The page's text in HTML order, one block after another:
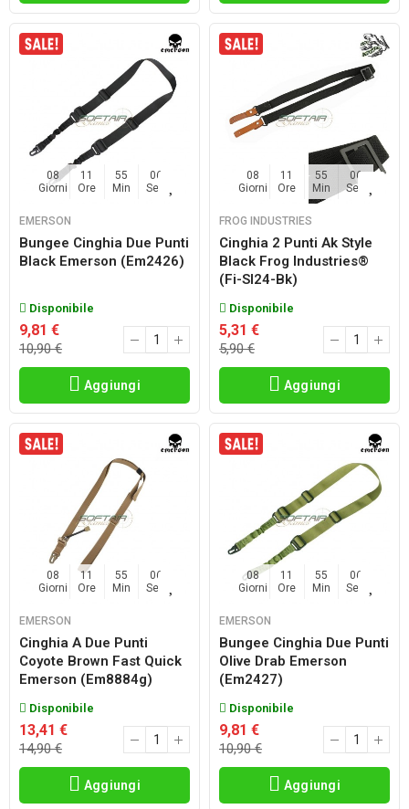
08
Giorni
11
Ore
55
Min
06
Sec
EMERSON
Bungee Cinghia Due Punti
Black Emerson (em2426)
Disponibile
9,81 €
10,90 €
Aggiungi
08
Giorni
11
Ore
55
Min
06
Sec
FROG INDUSTRIES
Cinghia 2 Punti Ak Style
Black Frog Industries®
(fi-Sl24-Bk)
Disponibile
5,31 €
5,90 €
Aggiungi
08
Giorni
11
Ore
55
Min
06
Sec
EMERSON
Cinghia A Due Punti
Coyote Brown Fast Quick
Emerson (em8884g)
Disponibile
13,41 €
14,90 €
Aggiungi
08
Giorni
11
Ore
55
Min
06
Sec
EMERSON
Bungee Cinghia Due Punti
Olive Drab Emerson
(em2427)
Disponibile
9,81 €
10,90 €
Aggiungi